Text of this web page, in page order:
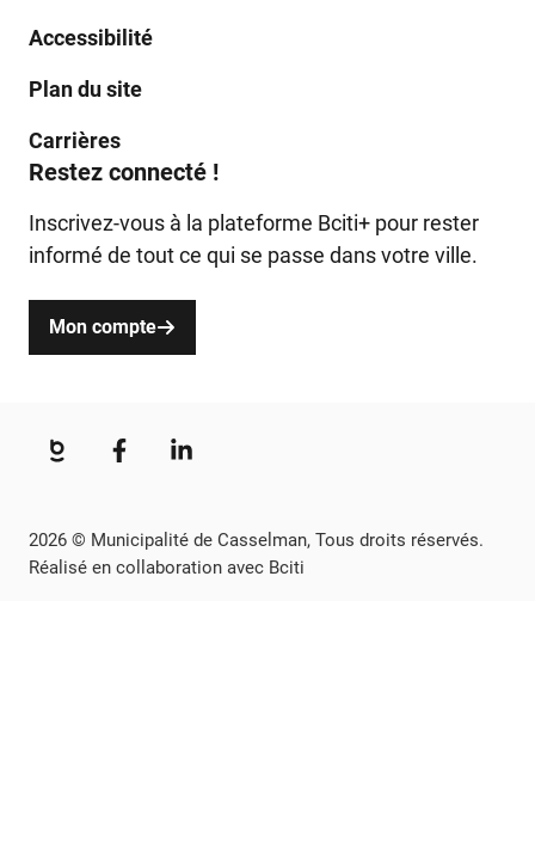
Accessibilité
Plan du site
Carrières
Restez connecté !
Inscrivez-vous à la plateforme Bciti+ pour rester
informé de tout ce qui se passe dans votre ville.
Mon compte
2026 © Municipalité de Casselman, Tous droits réservés.
Réalisé en collaboration avec Bciti